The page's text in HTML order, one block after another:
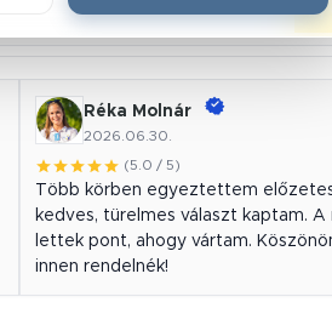
Írj
Réka Molnár
2026.06.30.
(5.0 / 5)
Több körben egyeztettem
kedves, türelmes választ kaptam.
lettek pont, ahogy vártam.
innen rendelnék!